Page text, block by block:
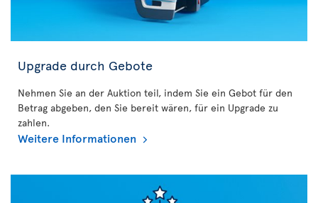
Upgrade durch Gebote
Nehmen Sie an der Auktion teil, indem Sie ein Gebot für den
Betrag abgeben, den Sie bereit wären, für ein Upgrade zu
zahlen.
Weitere Informationen